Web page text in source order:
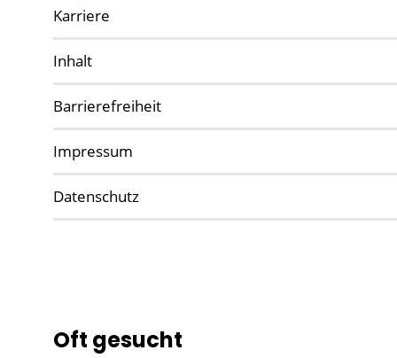
Karriere
Inhalt
Barrierefreiheit
Impressum
Datenschutz
Oft gesucht